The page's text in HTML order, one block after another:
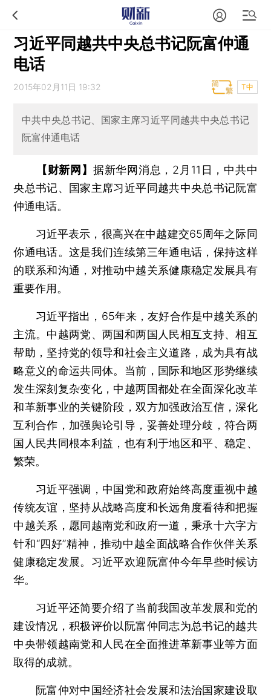
习近平同越共中央总书记阮富仲通
电话
2015年02月11日 19:32 T中
中共中央总书记、国家主席习近平同越共中央总书记
阮富仲通电话
【财新网】 据新华网消息，2月11日，中共中
央总书记、国家主席习近平同越共中央总书记阮富
仲通电话。
习近平表示，很高兴在中越建交65周年之际同
你通电话。这是我们连续第三年通电话，保持这样
的联系和沟通，对推动中越关系健康稳定发展具有
重要作用。
习近平指出，65年来，友好合作是中越关系的
主流。中越两党、两国和两国人民相互支持、相互
帮助，坚持党的领导和社会主义道路，成为具有战
略意义的命运共同体。当前，国际和地区形势继续
发生深刻复杂变化，中越两国都处在全面深化改革
和革新事业的关键阶段，双方加强政治互信，深化
互利合作，加强舆论引导，妥善处理分歧，符合两
国人民共同根本利益，也有利于地区和平、稳定、
繁荣。
习近平强调，中国党和政府始终高度重视中越
传统友谊，坚持从战略高度和长远角度看待和把握
中越关系，愿同越南党和政府一道，秉承十六字方
针和“四好”精神，推动中越全面战略合作伙伴关系
健康稳定发展。习近平欢迎阮富仲今年早些时候访
华。
习近平还简要介绍了当前我国改革发展和党的
建设情况，积极评价以阮富仲同志为总书记的越共
中央带领越南党和人民在全面推进革新事业等方面
取得的成就。
阮富仲对中国经济社会发展和法治国家建设取